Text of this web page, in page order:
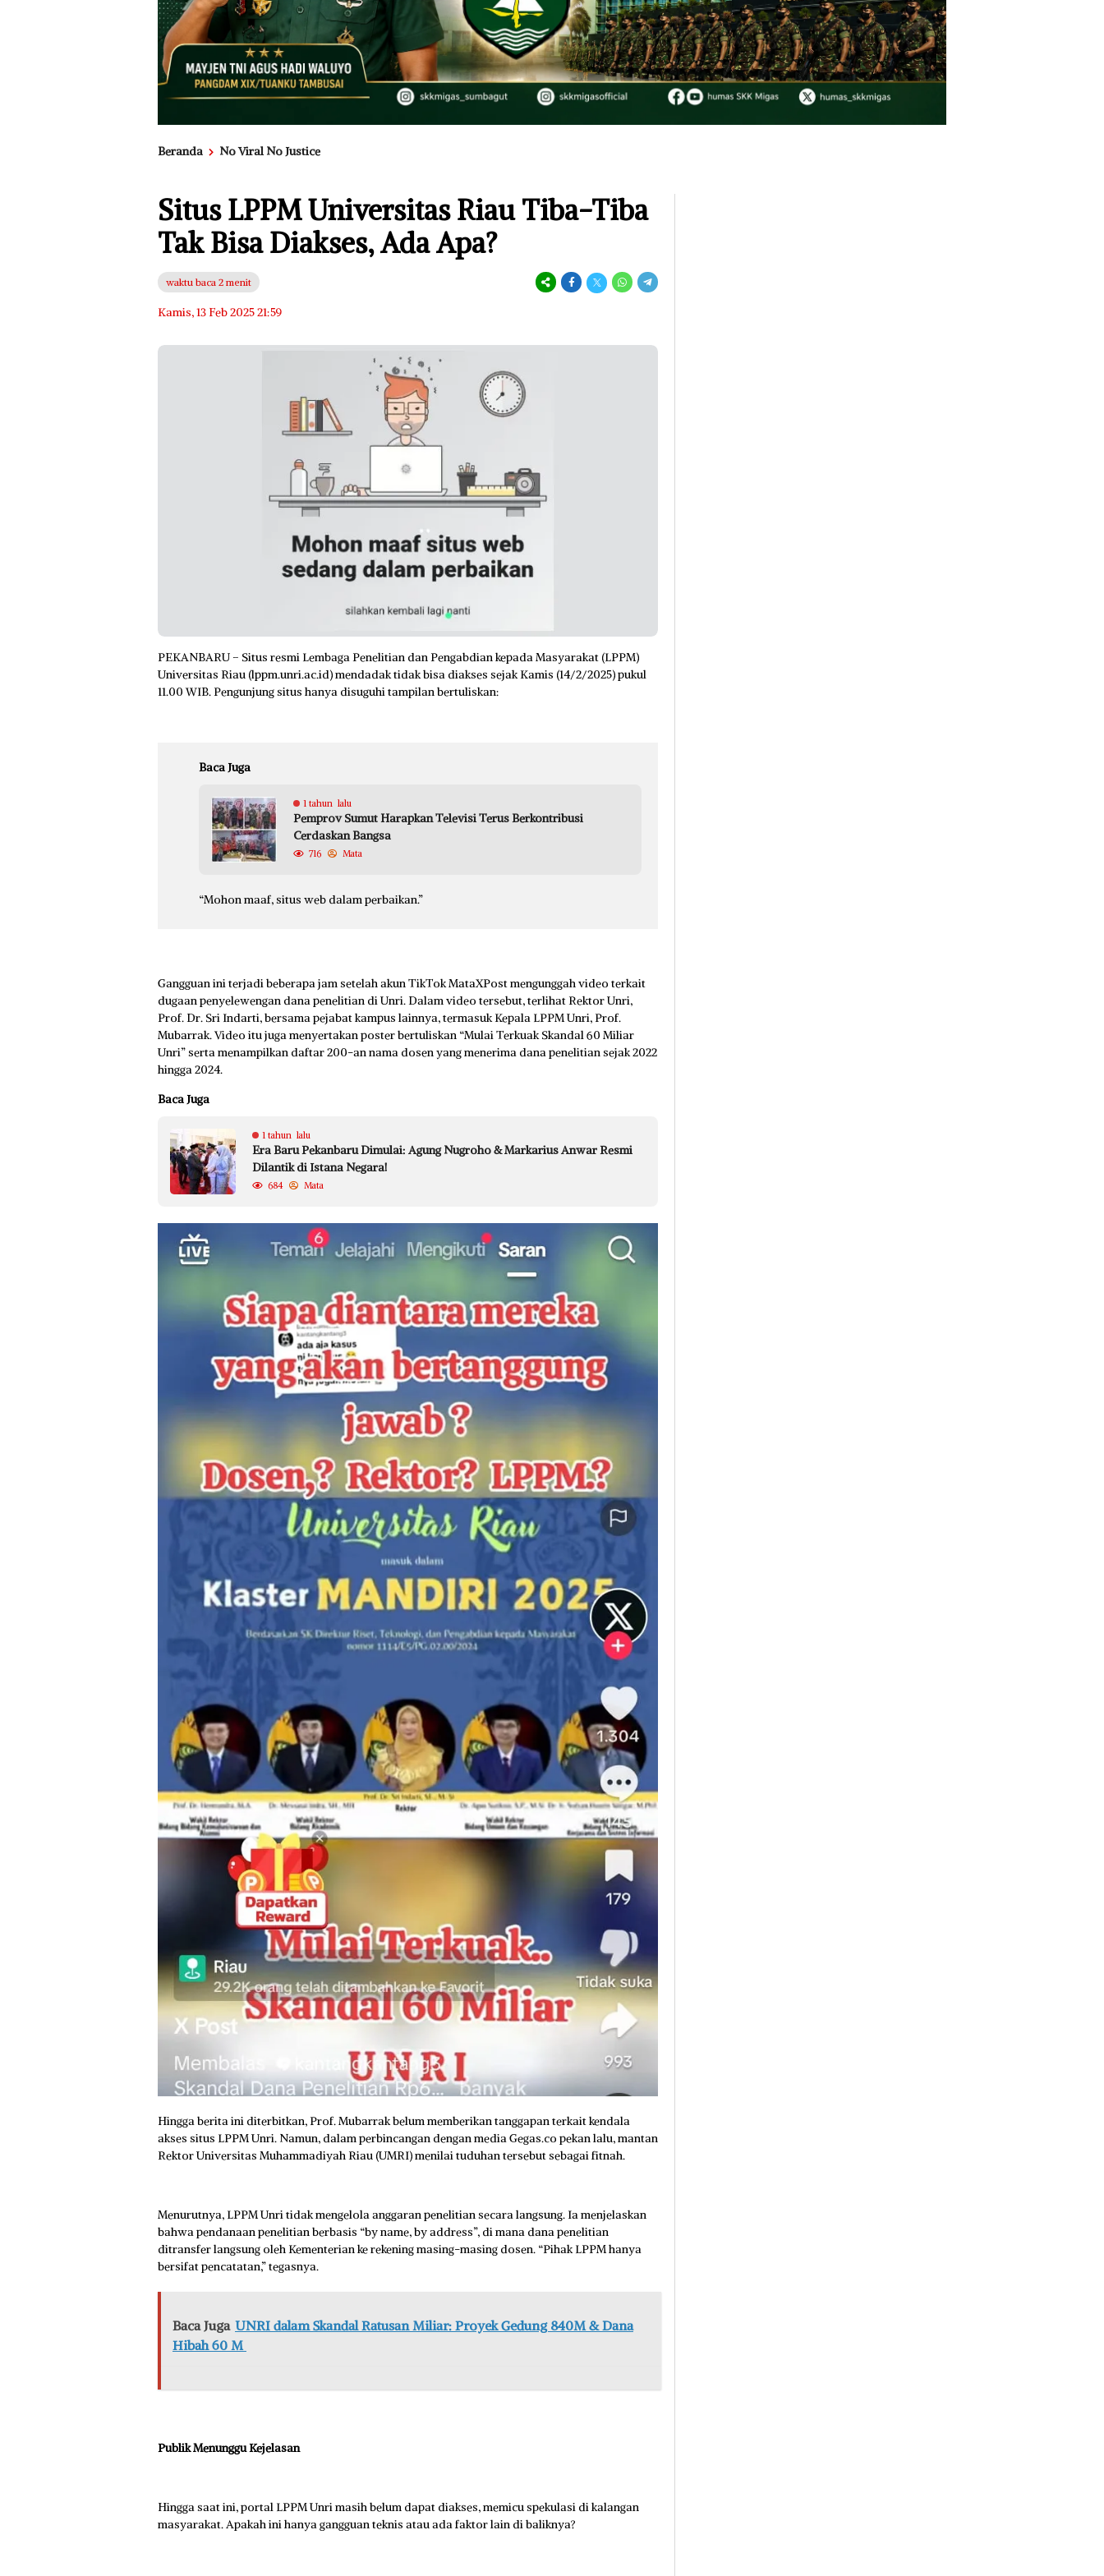
Beranda No Viral No Justice
Situs LPPM Universitas Riau Tiba-Tiba
Tak Bisa Diakses, Ada Apa?
waktu baca 2 menit
Kamis, 13 Feb 2025 21:59
PEKANBARU – Situs resmi Lembaga Penelitian dan Pengabdian kepada Masyarakat (LPPM)
Universitas Riau (lppm.unri.ac.id) mendadak tidak bisa diakses sejak Kamis (14/2/2025) pukul
11.00 WIB. Pengunjung situs hanya disuguhi tampilan bertuliskan:
Baca Juga
1 tahun lalu
Pemprov Sumut Harapkan Televisi Terus Berkontribusi
Cerdaskan Bangsa
716 Mata
“Mohon maaf, situs web dalam perbaikan.”
Gangguan ini terjadi beberapa jam setelah akun TikTok MataXPost mengunggah video terkait
dugaan penyelewengan dana penelitian di Unri. Dalam video tersebut, terlihat Rektor Unri,
Prof. Dr. Sri Indarti, bersama pejabat kampus lainnya, termasuk Kepala LPPM Unri, Prof.
Mubarrak. Video itu juga menyertakan poster bertuliskan “Mulai Terkuak Skandal 60 Miliar
Unri” serta menampilkan daftar 200-an nama dosen yang menerima dana penelitian sejak 2022
hingga 2024.
Baca Juga
1 tahun lalu
Era Baru Pekanbaru Dimulai: Agung Nugroho & Markarius Anwar Resmi
Dilantik di Istana Negara!
684 Mata
Hingga berita ini diterbitkan, Prof. Mubarrak belum memberikan tanggapan terkait kendala
akses situs LPPM Unri. Namun, dalam perbincangan dengan media Gegas.co pekan lalu, mantan
Rektor Universitas Muhammadiyah Riau (UMRI) menilai tuduhan tersebut sebagai fitnah.
Menurutnya, LPPM Unri tidak mengelola anggaran penelitian secara langsung. Ia menjelaskan
bahwa pendanaan penelitian berbasis “by name, by address”, di mana dana penelitian
ditransfer langsung oleh Kementerian ke rekening masing-masing dosen. “Pihak LPPM hanya
bersifat pencatatan,” tegasnya.
Baca Juga UNRI dalam Skandal Ratusan Miliar: Proyek Gedung 840M & Dana
Hibah 60 M
Publik Menunggu Kejelasan
Hingga saat ini, portal LPPM Unri masih belum dapat diakses, memicu spekulasi di kalangan
masyarakat. Apakah ini hanya gangguan teknis atau ada faktor lain di baliknya?